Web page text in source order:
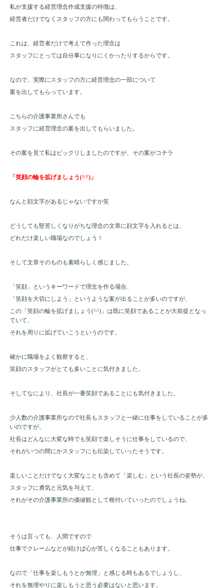
私が支援する経営理念作成支援の特徴は、
経営者だけでなくスタッフの方にも関わってもらうことです。
これは、経営者だけで考えて作った理念は
スタッフにとっては自分事になりにくかったりするからです。
なので、実際にスタッフの方に経営理念の一部について
案を出してもらっています。
こちらの介護事業所さんでも
スタッフに経営理念の案を出してもらいました。
その案を見て私はビックリしましたのですが、その案がコチラ
「笑顔の輪を拡げましょう(^^)」
なんと顔文字があるじゃないですか笑
どうしても堅苦しくなりがちな理念の文章に顔文字を入れるとは、
どれだけ楽しい職場なのでしょう！
そして文章そのものも素晴らしく感じました。
「笑顔」というキーワードで理念を作る場合、
「笑顔を大切にしよう」というような案が出ることが多いのですが、
この「笑顔の輪を拡げましょう(^^)」は既に笑顔であることが大前提となっ
ていて、
それを周りに拡げていこうというのです。
確かに職場をよく観察すると、
笑顔のスタッフがとても多いことに気付きました。
そしてなにより、社長が一番笑顔であることにも気付きました。
少人数の介護事業所なので社長もスタッフと一緒に仕事をしていることが多
いのですが、
社長はどんなに大変な時でも笑顔で楽しそうに仕事をしているので、
それがいつの間にかスタッフにも伝染していったそうです。
楽しいことだけでなく大変なことも含めて「楽しむ」という社長の姿勢が、
スタッフに勇気と元気を与えて、
それがその介護事業所の価値観として根付いていったのでしょうね。
そうは言っても、人間ですので
仕事でクレームなどが続けば心が苦しくなることもあります。
なので「仕事を楽しもうとか無理」と感じる時もあるでしょうし、
それを無理やりに楽しもうと思う必要はないと思います。